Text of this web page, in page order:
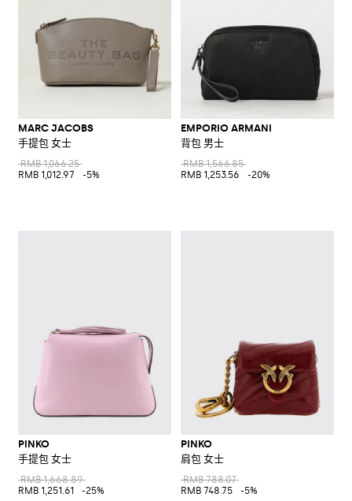
MARC JACOBS
手提包 女士
RMB 1,066.25
RMB 1,012.97
-5%
EMPORIO ARMANI
背包 男士
RMB 1,566.85
RMB 1,253.56
-20%
PINKO
手提包 女士
RMB 1,668.89
RMB 1,251.61
-25%
PINKO
肩包 女士
RMB 788.07
RMB 748.75
-5%